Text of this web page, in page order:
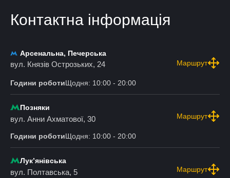
Контактна інформація
Арсенальна, Печерська
вул. Князів Острозьких, 24 Маршрут
Години роботиЩодня: 10:00 - 20:00
Позняки
вул. Анни Ахматової, 30 Маршрут
Години роботиЩодня: 10:00 - 20:00
Лукʼянівська
вул. Полтавська, 5 Маршрут